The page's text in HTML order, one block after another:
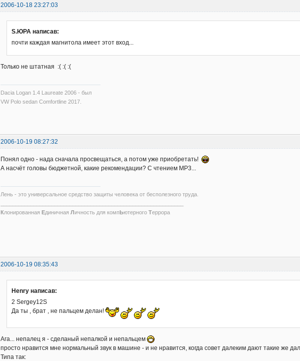
2006-10-18 23:27:03
S.ЮРА написав:
почти каждая магнитола имеет этот вход...
Только не штатная :( :( :(
Dacia Logan 1.4 Laureate 2006 - был
VW Polo sedan Comfortline 2017.
2006-10-19 08:27:32
Понял одно - нада сначала просвещаться, а потом уже приобретать!
А насчёт головы бюджетной, какие рекомендации? С чтением МР3...
Лень - это универсальное средство защиты человека от бесполезного труда.
КлонированнаяЕдиничнаяЛичность для компЬютерногоТеррора
2006-10-19 08:35:43
Henry написав:
2 Sergey12S
Да ты , брат , не пальцем делан!
Ага... непалец я - сделаный непалкой и непальцем
просто нравится мне нормальный звук в машине - и не нравится, когда совет далеким дают такие же
Типа так: